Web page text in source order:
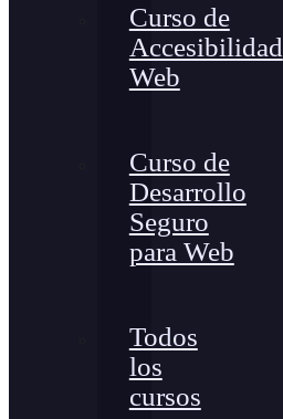
Curso de
Accesibilidad
Web
Curso de
Desarrollo
Seguro
para Web
Todos
los
cursos